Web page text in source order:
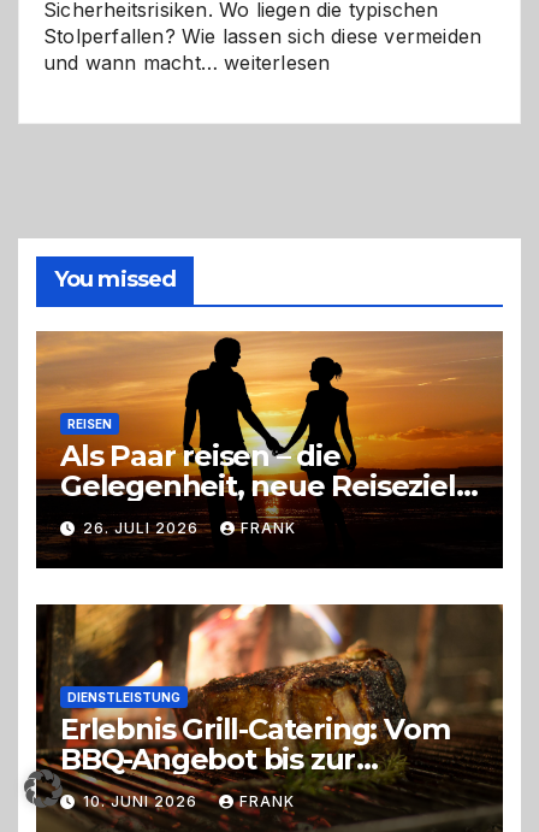
Sicherheitsrisiken. Wo liegen die typischen
Stolperfallen? Wie lassen sich diese vermeiden
und wann macht…Selber
richtige
Entscheidung
weiterlesen
You missed
REISEN
Als Paar reisen – die
Gelegenheit, neue Reiseziele
zu entdecken
26. JULI 2026 FRANK
DIENSTLEISTUNG
Erlebnis Grill-Catering: Vom
BBQ-Angebot bis zur
perfekten Eventorganisation
Trend zu Outdoor-Events,
10. JUNI 2026 FRANK